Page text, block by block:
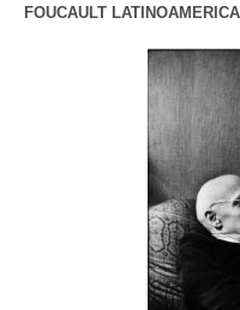
FOUCAULT LATINOAMERICA